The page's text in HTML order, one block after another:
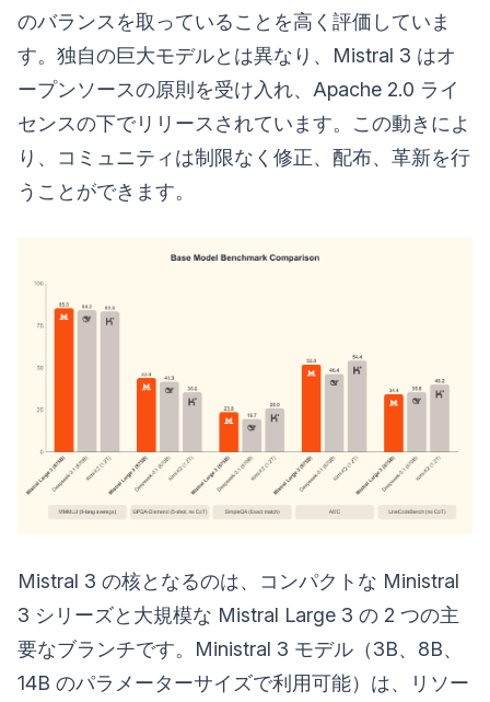
のバランスを取っていることを高く評価していま
す。独自の巨大モデルとは異なり、Mistral 3 はオ
ープンソースの原則を受け入れ、Apache 2.0 ライ
センスの下でリリースされています。この動きによ
り、コミュニティは制限なく修正、配布、革新を行
うことができます。
Mistral 3 の核となるのは、コンパクトな Ministral
3 シリーズと大規模な Mistral Large 3 の 2 つの主
要なブランチです。Ministral 3 モデル（3B、8B、
14B のパラメーターサイズで利用可能）は、リソー